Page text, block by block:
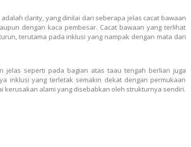
clarity, yang dinilai dari seberapa jelas cacat bawaan
dengan kaca pembesar. Cacat bawaan yang terlihat
terutama pada inklusi yang nampak dengan mata dari
jelas seperti pada bagian atas taau tengah berlian juga
inklusi yang terletak semakin dekat dengan permukaan
alami yang disebabkan oleh strukturnya sendiri.